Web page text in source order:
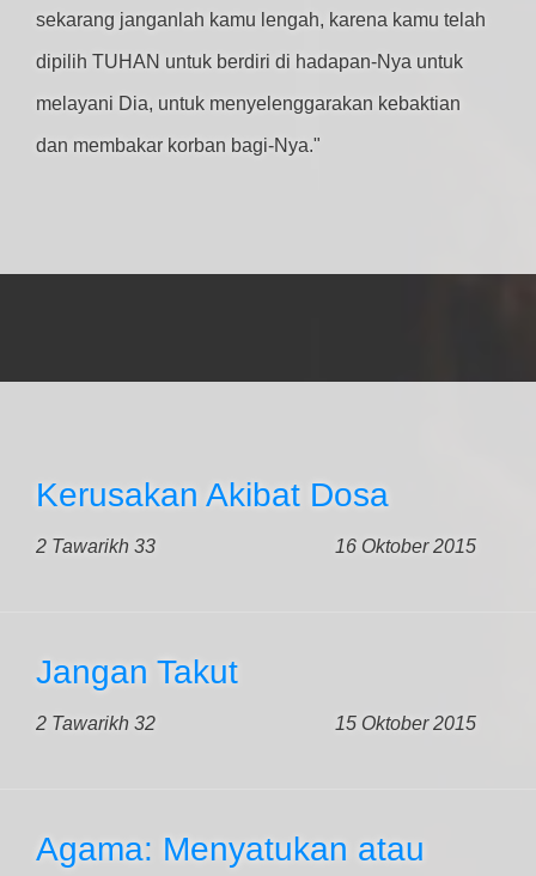
sekarang janganlah kamu lengah, karena kamu telah
dipilih TUHAN untuk berdiri di hadapan-Nya untuk
melayani Dia, untuk menyelenggarakan kebaktian
dan membakar korban bagi-Nya."
Kerusakan Akibat Dosa
2 Tawarikh 33 16 Oktober 2015
Jangan Takut
2 Tawarikh 32 15 Oktober 2015
Agama: Menyatukan atau